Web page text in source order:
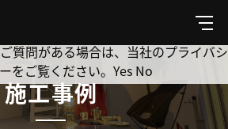
メ
ニ
ュ
施工事例
客様の活動を追跡してもよろしいです
ライバシーを極めて重視しています。
質問がある場合は、当社のプライバシ
をご覧ください。 Yes No